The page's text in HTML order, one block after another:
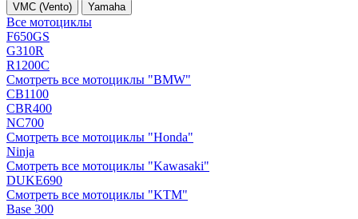
VMC (Vento)
Yamaha
Все мотоциклы
F650GS
G310R
R1200C
Смотреть все мотоциклы "BMW"
CB1100
CBR400
NC700
Смотреть все мотоциклы "Honda"
Ninja
Смотреть все мотоциклы "Kawasaki"
DUKE690
Смотреть все мотоциклы "KTM"
Base 300